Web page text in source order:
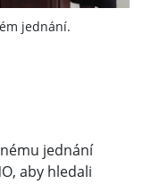
jednání.
jednání
aby hledali